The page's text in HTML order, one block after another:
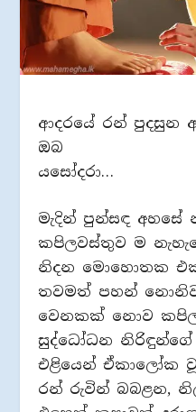
ආදරයේ රන් පුදසුන
ඔබ
යසෝදරා…
මැදින් පුන්සඳ අහසේ
කපිලවස්තුව ම
නිදන මොහොතක එක්
තවමත් පහන්
වෙනකක් නොව
සුද්ධෝධන නිරිඳුන්ගේ
එළියෙන් ඒකාලෝක
රන් රුවින් බබළන,